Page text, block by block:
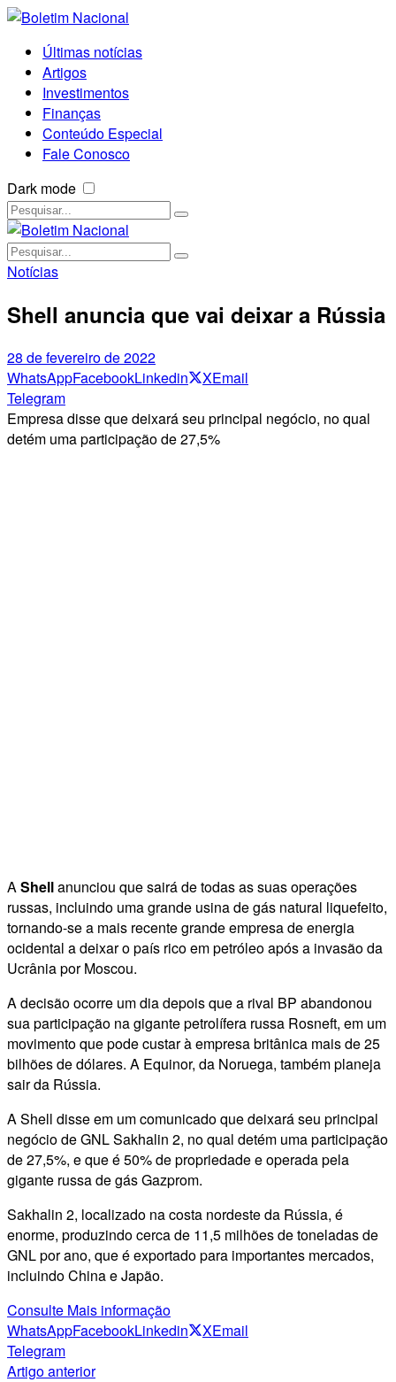
Últimas notícias
Artigos
Investimentos
Finanças
Conteúdo Especial
Fale Conosco
Dark mode
Notícias
Shell anuncia que vai deixar a Rússia
28 de fevereiro de 2022
WhatsAppFacebookLinkedin XEmail
Telegram
Empresa disse que deixará seu principal negócio, no qual
detém uma participação de 27,5%
AShellanunciou que sairá de todas as suas operações
russas, incluindo uma grande usina de gás natural liquefeito,
tornando-se a mais recente grande empresa de energia
ocidental a deixar o país rico em petróleo após a invasão da
Ucrânia por Moscou.
A decisão ocorre um dia depois que a rival BP abandonou
sua participação na gigante petrolífera russa Rosneft, em um
movimento que pode custar à empresa britânica mais de 25
bilhões de dólares. A Equinor, da Noruega, também planeja
sair da Rússia.
A Shell disse em um comunicado que deixará seu principal
negócio de GNL Sakhalin 2, no qual detém uma participação
de 27,5%, e que é 50% de propriedade e operada pela
gigante russa de gás Gazprom.
Sakhalin 2, localizado na costa nordeste da Rússia, é
enorme, produzindo cerca de 11,5 milhões de toneladas de
GNL por ano, que é exportado para importantes mercados,
incluindo China e Japão.
Consulte Mais informação
WhatsAppFacebookLinkedin XEmail
Telegram
Artigo anterior